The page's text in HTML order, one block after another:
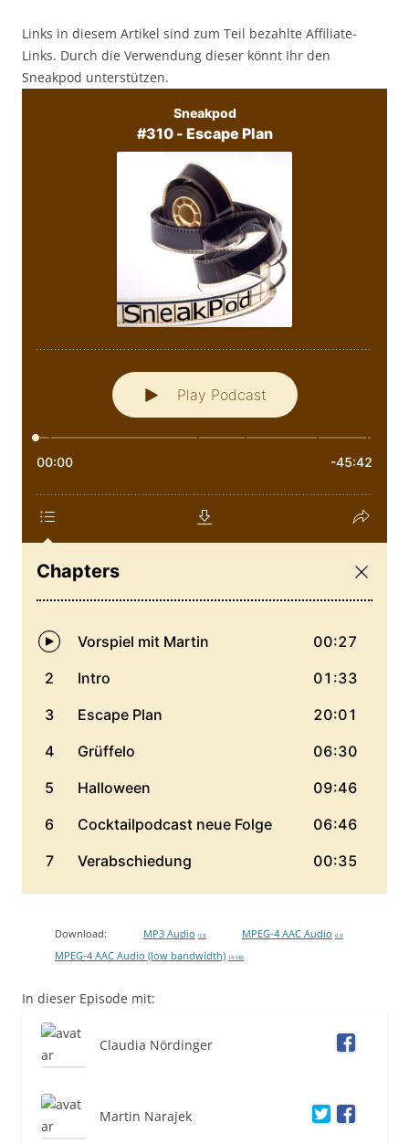
Links in diesem Artikel sind zum Teil bezahlte Affiliate-
Links. Durch die Verwendung dieser könnt Ihr den
Sneakpod unterstützen.
Download: MP3 Audio 0 B MPEG-4 AAC Audio 0 B
MPEG-4 AAC Audio (low bandwidth) 14 MB
In dieser Episode mit:
Claudia Nördinger
Martin Narajek